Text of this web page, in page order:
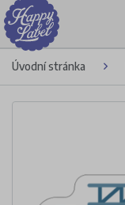
Úvodní stránka